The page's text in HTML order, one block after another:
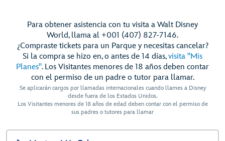
Para obtener asistencia con tu visita a Walt Disney
World, llama al +001 (407) 827-7146.
¿Compraste tickets para un Parque y necesitas cancelar?
Si la compra se hizo en, o antes de 14 días,visita "Mis
Planes". Los Visitantes menores de 18 años deben contar
con el permiso de un padre o tutor para llamar.
Se aplicarán cargos por llamadas internacionales cuando llames a Disney
desde fuera de los Estados Unidos.
Los Visitantes menores de 18 años de edad deben contar con el permiso de
sus padres o tutores para llamar